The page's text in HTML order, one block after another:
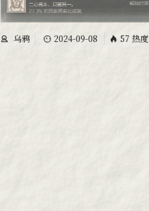
乌鸦 2024-09-08 57 热度